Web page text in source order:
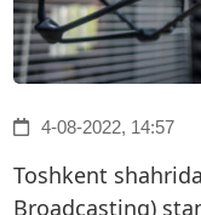
4-08-2022, 14:57
Toshkent
Broadcasting)